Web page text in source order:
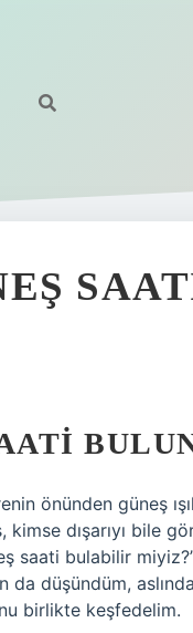
önünden güneş
kimse dışarıyı bile
saati bulabilir
düşündüm,
birlikte keşfedelim.